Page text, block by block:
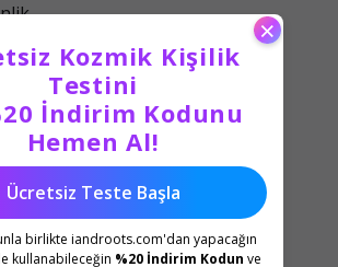
×
Kozmik Kişilik
Testini
İndirim Kodunu
Hemen Al!
Ücretsiz Teste Başla
birlikte iandroots.com'dan yapacağın
kullanabileceğin %20 İndirim Kodun ve
ticaret
pilotluk